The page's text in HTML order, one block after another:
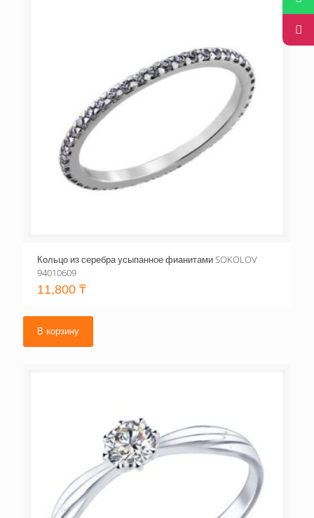
Кольцо из серебра усыпанное фианитами SOKOLOV
94010609
11,800 ₸
В корзину